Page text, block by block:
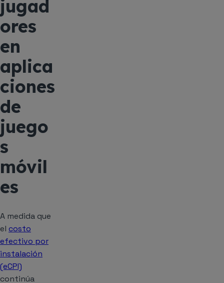
jugad
ores
en
aplica
ciones
de
juego
s
móvil
es
A medida que
el costo
efectivo por
instalación
(eCPI)
continúa